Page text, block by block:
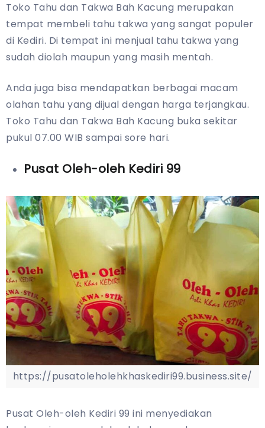
Toko Tahu dan Takwa Bah Kacung merupakan
tempat membeli tahu takwa yang sangat populer
di Kediri. Di tempat ini menjual tahu takwa yang
sudah diolah maupun yang masih mentah.
Anda juga bisa mendapatkan berbagai macam
olahan tahu yang dijual dengan harga terjangkau.
Toko Tahu dan Takwa Bah Kacung buka sekitar
pukul 07.00 WIB sampai sore hari.
Pusat Oleh-oleh Kediri 99
https://pusatoleholehkhaskediri99.business.site/
Pusat Oleh-oleh Kediri 99 ini menyediakan